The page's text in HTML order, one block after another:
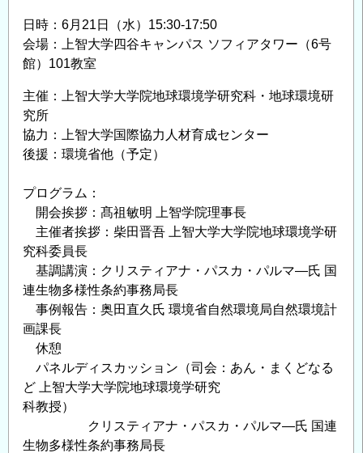
日時：6月21日（水）15:30-17:50
会場：上智大学四谷キャンパス ソフィアタワー（6号
館）101教室
主催：上智大学大学院地球環境学研究科・地球環境研
究所
協力：上智大学国際協力人材育成センター
後援：環境省他（予定）
プログラム：
開会挨拶：髙祖敏明 上智学院理事長
主催者挨拶：柴田晋吾 上智大学大学院地球環境学研
究科委員長
基調講演：クリスティアナ・パスカ・パルマ―氏 国
連生物多様性条約事務局長
事例報告：奥田直久氏 環境省自然環境局自然環境計
画課長
休憩
パネルディスカッション（司会：あん・まくどなる
ど 上智大学大学院地球環境学研究
科教授）
クリスティアナ・パスカ・パルマ―氏 国連
生物多様性条約事務局長